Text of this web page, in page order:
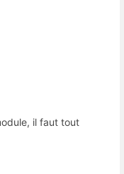
il faut tout